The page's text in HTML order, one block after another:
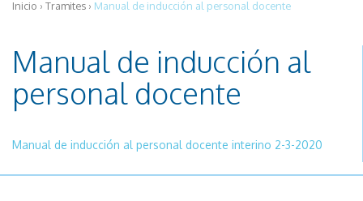
Inicio › Tramites › Manual de inducción al personal docente
Manual de inducción al
personal docente
Manual de inducción al personal docente interino 2-3-2020